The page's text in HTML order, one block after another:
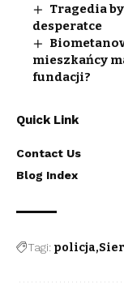
Tragedia
desperatce
mieszkańcy
fundacji?
Quick Link
Contact Us
Blog Index
Tagi: policja